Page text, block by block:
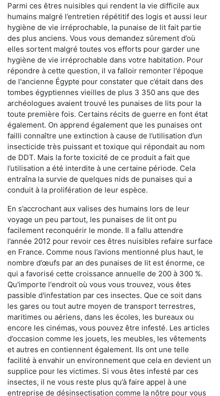
Parmi ces êtres nuisibles qui rendent la vie difficile aux
humains malgré l’entretien répétitif des logis et aussi leur
hygiène de vie irréprochable, la punaise de lit fait partie
des plus anciens. Vous vous demandez sûrement d’où
elles sortent malgré toutes vos efforts pour garder une
hygiène de vie irréprochable dans votre habitation. Pour
répondre à cette question, il va falloir remonter l'époque
de l'ancienne Égypte pour constater que c’était dans des
tombes égyptiennes vieilles de plus 3 350 ans que des
archéologues avaient trouvé les punaises de lits pour la
toute première fois. Certains récits de guerre en font état
également. On apprend également que les punaises ont
failli connaître une extinction à cause de l’utilisation d’un
insecticide très puissant et toxique qui répondait au nom
de DDT. Mais la forte toxicité de ce produit a fait que
l’utilisation a été interdite à une certaine période. Cela
entraîna la survie de quelques nids de punaises qui a
conduit à la prolifération de leur espèce.
En s’accrochant aux valises des humains lors de leur
voyage un peu partout, les punaises de lit ont pu
facilement reconquérir le monde. Il a fallu attendre
l’année 2012 pour revoir ces êtres nuisibles refaire surface
en France. Comme nous l’avions mentionné plus haut, le
nombre d’œufs par an des punaises de lit est énorme, ce
qui a favorisé cette croissance annuelle de 200 à 300 %.
Qu'importe l'endroit où vous vous trouvez, vous êtes
passible d'infestation par ces insectes. Que ce soit dans
les gares ou tout autre moyen de transport terrestres,
maritimes ou aériens, dans les écoles, les bureaux ou
encore les cinémas, vous pouvez être infesté. Les articles
d’occasion comme les jouets, les meubles, les vêtements
et autres en contiennent également. Ils ont une telle
facilité à envahir un environnement que cela en devient un
supplice pour les victimes. Si vous êtes infesté par ces
insectes, il ne vous reste plus qu’à faire appel à une
entreprise de désinsectisation comme la nôtre pour vous